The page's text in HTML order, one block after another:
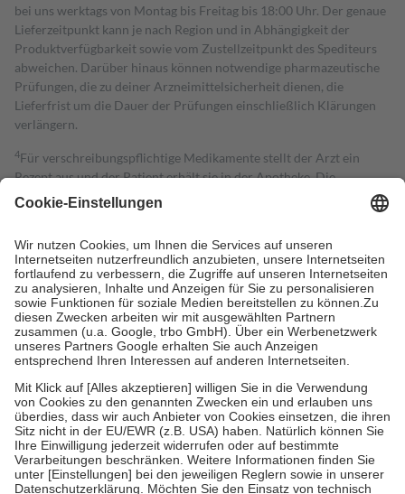
bei uns werktags von Montag bis Freitag bis 18:00 Uhr. Der genaue
Lieferzeitpunkt kann je nach Region und in Abhängigkeit der
Produktverfügbarkeit sowie vom Zustellzeitpunkt des Spediteurs
abweichen. Darüber hinaus können notwendige pharmazeutische
Prüfungen, die zu deiner Arzneimittelsicherheit dienen, die
Lieferfrist um die Dauer der Prüfungen einschließlich Klärungen
verlängern.
4Für verschreibungspflichtige Medikamente stellt der Arzt ein
Rezept aus und der Patient erhält sie in der Apotheke. Die
gesetzliche Krankenversicherung übernimmt in der Regel die
Kosten dafür, der Versicherte trägt einen Teil davon als Zuzahlung
Grundsätzlich leisten Mitglieder Zuzahlungen in Höhe von zehn
Prozent des Abgabepreises,mindestens jedochfünf Euround
höchstens zehn Euro.Es sind jedoch nie mehr als die tatsächlichen
Kosten der Leistung zu entrichten.
Diese Regeln gelten grundsätzlich auch für Online-Apotheken.
Bei Heilmitteln und häuslicher Krankenpflege beträgt die
Zuzahlung zehn Prozent der Kosten sowie zehn Euro je
Verordnung.
Um das Engagement der Versicherten für ihre eigene Gesundheit zu
stärken und die besondere Stellung der Familie zu unterstützen,
fallenkeine Zuzahlungenan bei:
• Kindern und Jugendlichen bis zum vollendeten 18. Lebensjahr
mit Ausnahme der Fahrkosten